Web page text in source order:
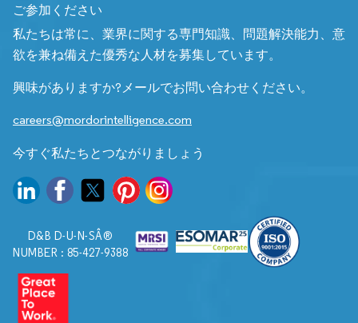
ご参加ください
私たちは常に、業界に関する専門知識、問題解決能力、意
欲を兼ね備えた優秀な人材を募集しています。
興味がありますか?メールでお問い合わせください。
careers@mordorintelligence.com
今すぐ私たちとつながりましょう
D&B D-U-N-SÂ®
NUMBER : 85-427-9388